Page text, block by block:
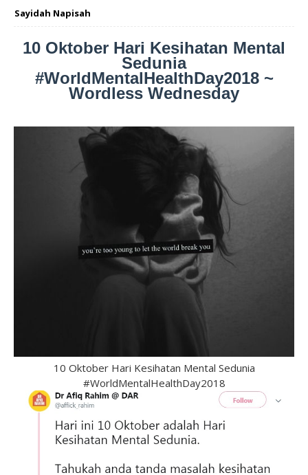
Sayidah Napisah
10 Oktober Hari Kesihatan Mental
Sedunia
#WorldMentalHealthDay2018 ~
Wordless Wednesday
10 Oktober Hari Kesihatan Mental Sedunia
#WorldMentalHealthDay2018